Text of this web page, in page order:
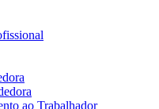
ao Trabalhador